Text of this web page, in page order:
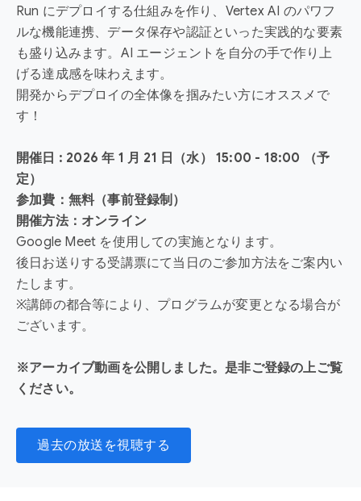
Run にデプロイする仕組みを作り、Vertex AI のパワフ
ルな機能連携、データ保存や認証といった実践的な要素
も盛り込みます。AI エージェントを自分の手で作り上
げる達成感を味わえます。
開発からデプロイの全体像を掴みたい方にオススメで
す！
開催日 : 2026 年 1 月 21 日（水） 15:00 - 18:00 （予
定）
参加費：無料（事前登録制）
開催方法：オンライン
Google Meet を使用しての実施となります。
後日お送りする受講票にて当日のご参加方法をご案内い
たします。
※講師の都合等により、プログラムが変更となる場合が
ございます。
※アーカイブ動画を公開しました。是非ご登録の上ご覧
ください。
過去の放送を視聴する